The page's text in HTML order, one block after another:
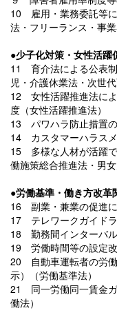
10 雇用・業務委託等
法・フリーランス・事
●少子化対策・女性活
11 育介法による公表
児・介護休業法・次世
12 女性活躍推進法に
度（女性活躍推進法）
13 パワハラ防止措置の
14 カスタマーハラスメ
15 多様な人材が活躍
働施策総合推進法・男女
●労働基準・働き方改革
16 副業・兼業の促進に
17 テレワークガイド
18 勤務間インターバル
19 労働時間等の設定
20 自動車運転者の労
示）（労働基準法）
21 同一労働同一賃金
働法）